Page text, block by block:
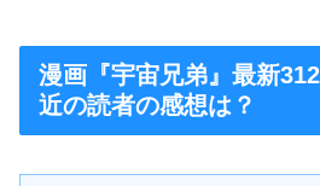
漫画『宇宙兄弟』最新
近の読者の感想は？